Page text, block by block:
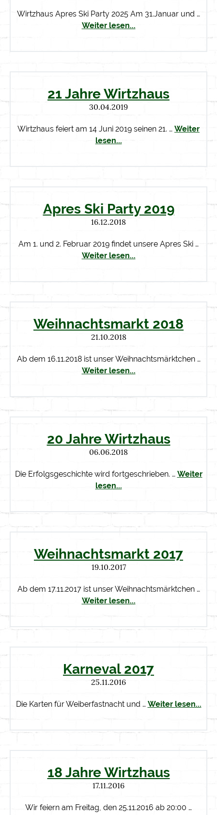
Wirtzhaus Apres Ski Party 2025 Am 31.Januar und …
Weiter lesen...
21 Jahre Wirtzhaus
30.04.2019
Wirtzhaus feiert am 14 Juni 2019 seinen 21. … Weiter
lesen...
Apres Ski Party 2019
16.12.2018
Am 1. und 2. Februar 2019 findet unsere Apres Ski …
Weiter lesen...
Weihnachtsmarkt 2018
21.10.2018
Ab dem 16.11.2018 ist unser Weihnachtsmärktchen …
Weiter lesen...
20 Jahre Wirtzhaus
06.06.2018
Die Erfolgsgeschichte wird fortgeschrieben. … Weiter
lesen...
Weihnachtsmarkt 2017
19.10.2017
Ab dem 17.11.2017 ist unser Weihnachtsmärktchen …
Weiter lesen...
Karneval 2017
25.11.2016
Die Karten für Weiberfastnacht und … Weiter lesen...
18 Jahre Wirtzhaus
17.11.2016
Wir feiern am Freitag, den 25.11.2016 ab 20:00 …